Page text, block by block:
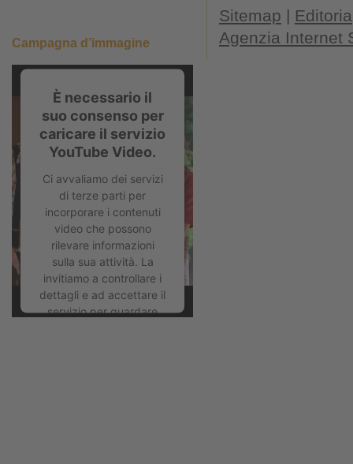
Accetta
Campagna d’immagine
È necessario il
suo consenso per
caricare il servizio
YouTube Video.
Ci avvaliamo dei servizi
di terze parti per
incorporare i contenuti
video che possono
rilevare informazioni
sulla sua attività. La
invitiamo a controllare i
dettagli e ad accettare il
servizio per guardare
Sitemap | Editoria
Agenzia Internet